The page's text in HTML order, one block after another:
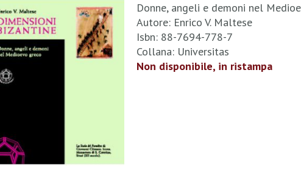
Donne, angeli e demoni nel
Autore: Enrico V. Maltese
Isbn: 88-7694-778-7
Collana: Universitas
Non disponibile, in ristampa